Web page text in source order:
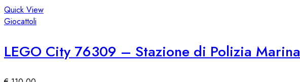
pagina
del
ha
più
Le
opzioni
essere
Quick View
Giocattoli
LEGO City 76309 – Stazione di Polizia Marina